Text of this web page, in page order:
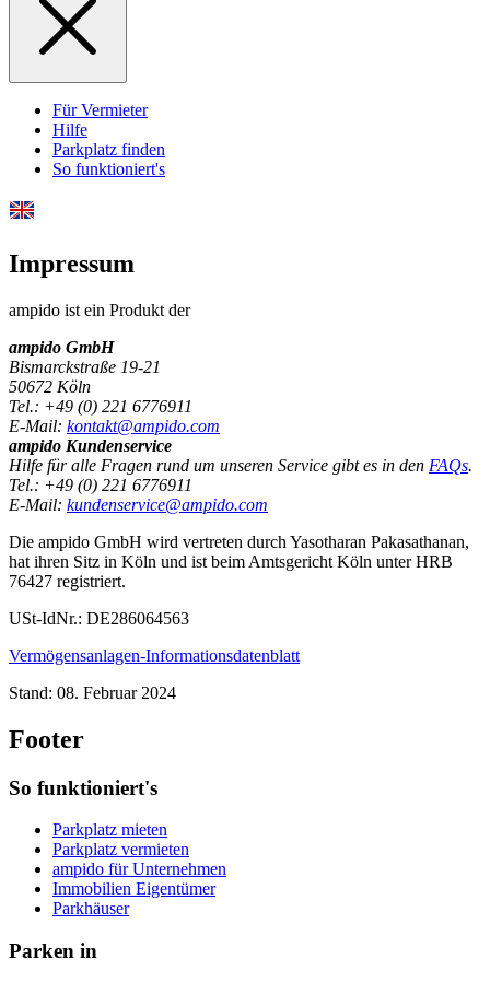
Für Vermieter
Hilfe
Parkplatz finden
So funktioniert's
Impressum
ampido ist ein Produkt der
ampido GmbH
Bismarckstraße 19-21
50672 Köln
Tel.: +49 (0) 221 6776911
E-Mail: kontakt@ampido.com
ampido Kundenservice
Hilfe für alle Fragen rund um unseren Service gibt es in den FAQs.
Tel.: +49 (0) 221 6776911
E-Mail: kundenservice@ampido.com
Die ampido GmbH wird vertreten durch Yasotharan Pakasathanan,
hat ihren Sitz in Köln und ist beim Amtsgericht Köln unter HRB
76427 registriert.
USt-IdNr.: DE286064563
Vermögensanlagen-Informationsdatenblatt
Stand: 08. Februar 2024
Footer
So funktioniert's
Parkplatz mieten
Parkplatz vermieten
ampido für Unternehmen
Immobilien Eigentümer
Parkhäuser
Parken in